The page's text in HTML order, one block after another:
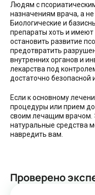
Людям с
назначениям врача, а
Биологические и
препараты хоть и
остановить развитие
предотвратить
внутренних органов и
лекарства под
достаточно безопасной
Если к основному
процедуры или прием
своим лечащим врачом.
натуральные средства
навредить вам.
Проверено